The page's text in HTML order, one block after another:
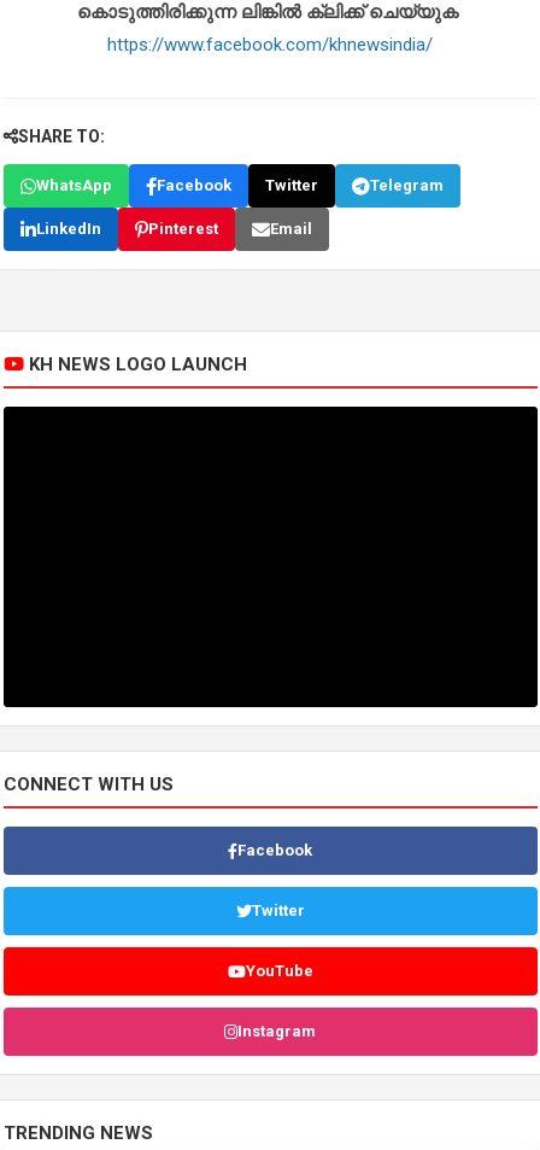
കൊടുത്തിരിക്കുന്ന ലിങ്കിൽ ക്ലിക്ക് ചെയ്യുക
https://www.facebook.com/khnewsindia/
SHARE TO:
WhatsApp Facebook Twitter Telegram
LinkedIn Pinterest Email
KH NEWS LOGO LAUNCH
CONNECT WITH US
Facebook
Twitter
YouTube
Instagram
TRENDING NEWS